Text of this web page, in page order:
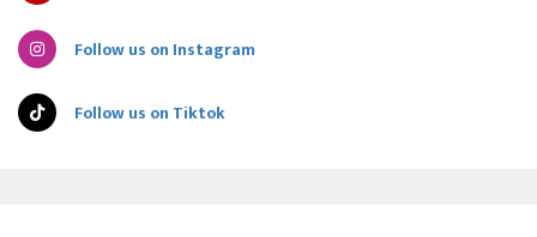
Follow us on Instagram
Follow us on Tiktok